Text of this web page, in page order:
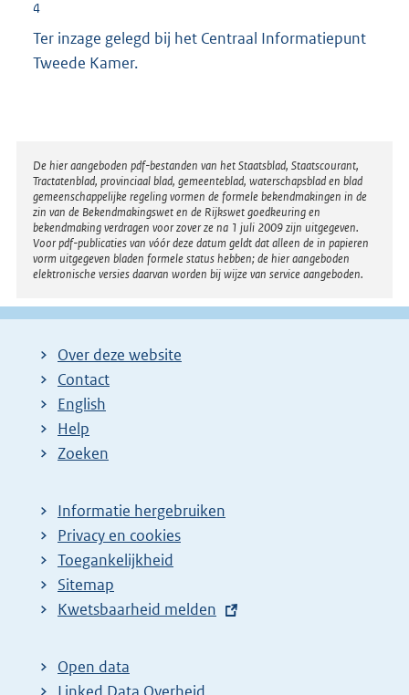
4
Ter inzage gelegd bij het Centraal Informatiepunt
Tweede Kamer.
Disclaimer
De hier aangeboden pdf-bestanden van het Staatsblad, Staatscourant,
Tractatenblad, provinciaal blad, gemeenteblad, waterschapsblad en blad
gemeenschappelijke regeling vormen de formele bekendmakingen in de
zin van de Bekendmakingswet en de Rijkswet goedkeuring en
bekendmaking verdragen voor zover ze na 1 juli 2009 zijn uitgegeven.
Voor pdf-publicaties van vóór deze datum geldt dat alleen de in papieren
vorm uitgegeven bladen formele status hebben; de hier aangeboden
elektronische versies daarvan worden bij wijze van service aangeboden.
Over deze website
Contact
English
Help
Zoeken
Informatie hergebruiken
Privacy en cookies
Toegankelijkheid
Sitemap
E
t
e
Kwetsbaarheid melden
Open data